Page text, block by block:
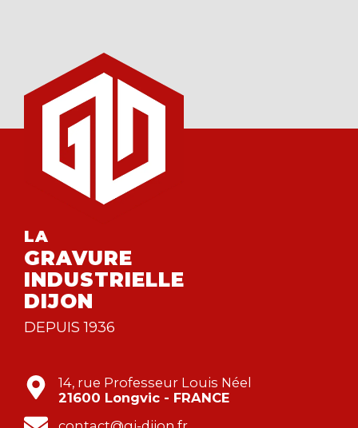
LA
GRAVURE
INDUSTRIELLE
DIJON
DEPUIS 1936
14, rue Professeur Louis Néel
21600 Longvic - FRANCE